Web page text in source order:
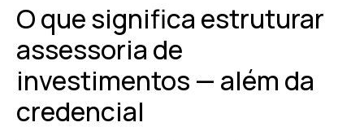
O que significa estruturar
assessoria de
investimentos — além da
credencial